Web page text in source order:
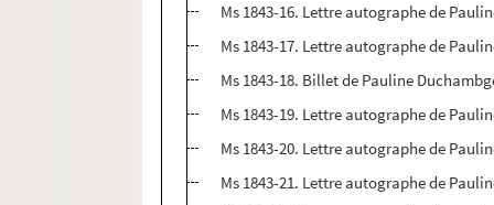
Ms 1843-16. Lettre autographe de
Ms 1843-17. Lettre autographe de
Ms 1843-18. Billet de Pauline
Ms 1843-19. Lettre autographe de
Ms 1843-20. Lettre autographe de
Ms 1843-21. Lettre autographe de